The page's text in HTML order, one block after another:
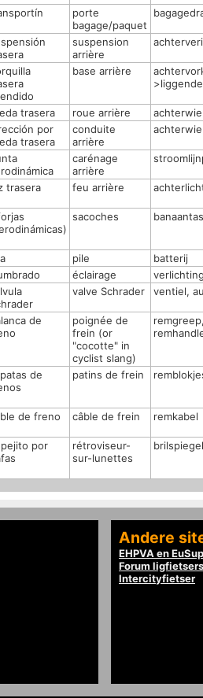
porte
bagage/paquet
suspension
arrière
base arrière
>liggende
trasera roue arrière achterwiel
por
trasera
conduite
arrière
carénage
arrière
trasera feu arrière
sacoches
pile batterij
éclairage verlichting
valve Schrader ventiel,
de
poignée de
frein (or
"cocotte" in
cyclist slang)
remgreep,
de
patins de frein
de freno câble de frein remkabel
por
rétroviseur-
sur-lunettes
brilspiegel
Andere
EHPVA en
Forum
Intercityfietser